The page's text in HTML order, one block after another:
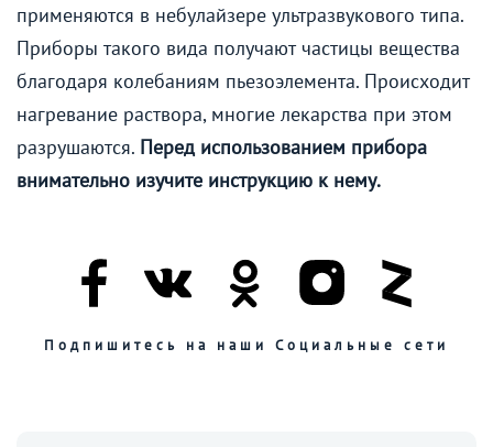
применяются в небулайзере ультразвукового типа.
Приборы такого вида получают частицы вещества
благодаря колебаниям пьезоэлемента. Происходит
нагревание раствора, многие лекарства при этом
разрушаются. Перед использованием прибора
внимательно изучите инструкцию к нему.
Подпишитесь на наши Социальные сети